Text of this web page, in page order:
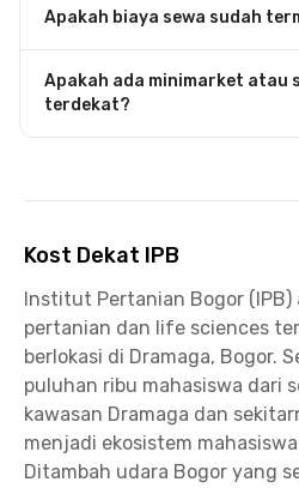
Apakah biaya sewa sudah
Apakah ada minimarket atau
terdekat?
Kost Dekat IPB
Institut Pertanian Bogor (IPB)
pertanian dan life sciences
berlokasi di Dramaga, Bogor.
puluhan ribu mahasiswa dari
kawasan Dramaga dan
menjadi ekosistem
Ditambah udara Bogor yang